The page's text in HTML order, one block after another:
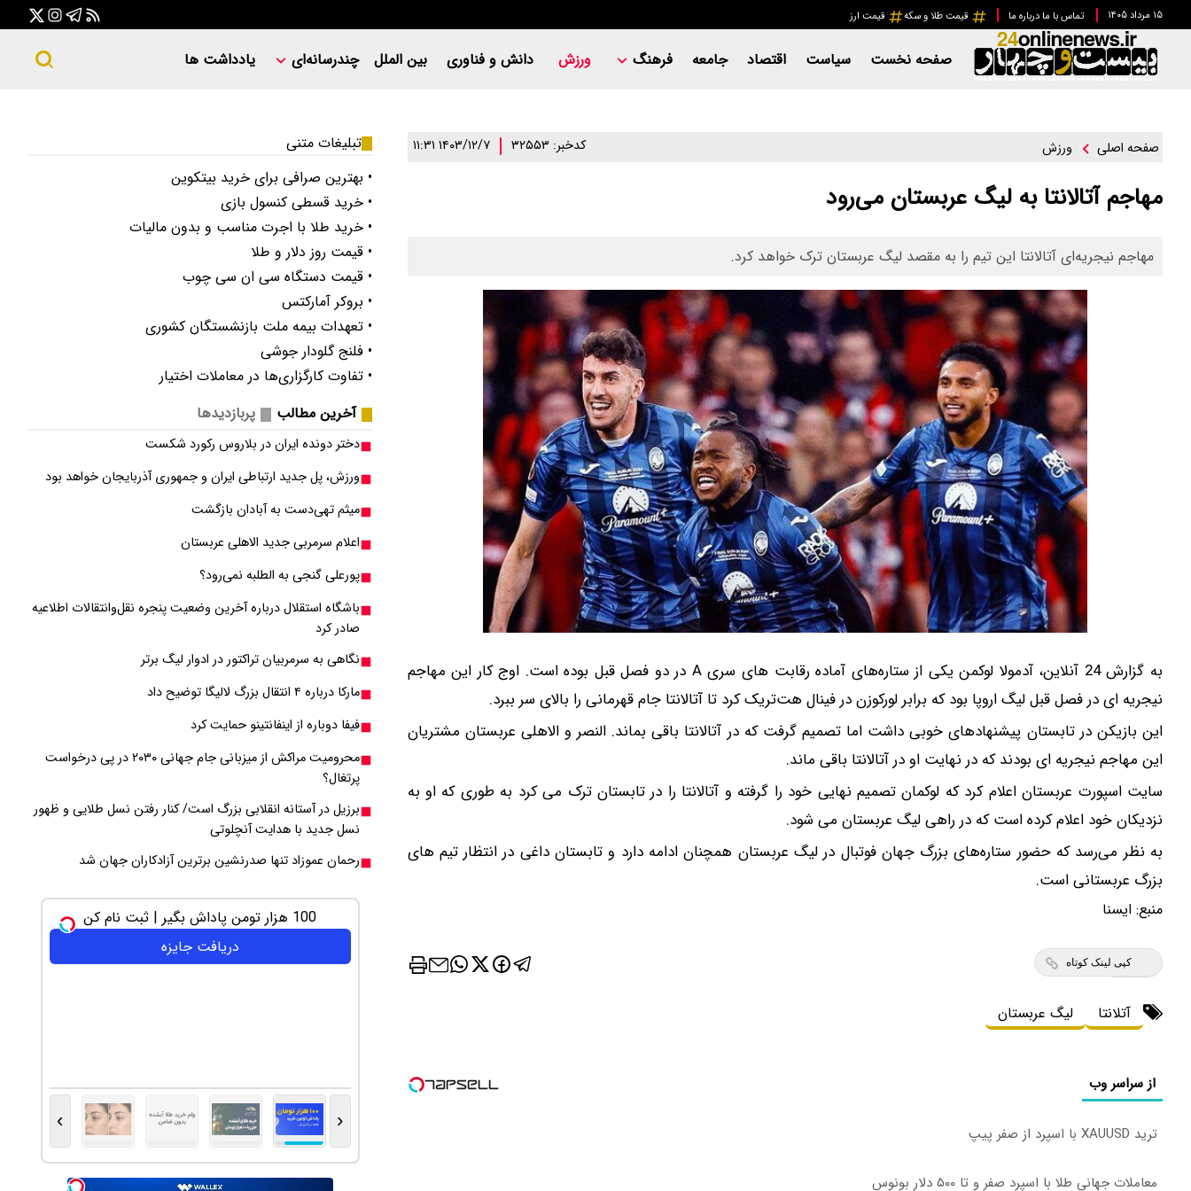
۱۵ مرداد ۱۴۰۵ تماس با ما درباره ما قیمت طلا و سکه قیمت ارز
صفحه نخست سیاست اقتصاد جامعه فرهنگ ورزش دانش و فناوری بین الملل چندرسانه‌ای یادداشت ها
صفحه اصلی ورزش کدخبر: ۳۲۵۵۳ ۱۴۰۳/۱۲/۷ ۱۱:۳۱
مهاجم آتالانتا به لیگ عربستان می‌رود
مهاجم نیجریه‌ای آتالانتا این تیم را به مقصد لیگ عربستان ترک خواهد کرد.
به گزارش 24 آنلاین، آدمولا لوکمن یکی از ستاره‌های آماده رقابت های سری A در دو فصل قبل بوده است. اوج کار این مهاجم
نیجریه ای در فصل قبل لیگ اروپا بود که برابر لورکوزن در فینال هت‌تریک کرد تا آتالانتا جام قهرمانی را بالای سر ببرد.
این بازیکن در تابستان پیشنهادهای خوبی داشت اما تصمیم گرفت که در آتالانتا باقی بماند. النصر و الاهلی عربستان مشتریان
این مهاجم نیجریه ای بودند که در نهایت او در آتالانتا باقی ماند.
سایت اسپورت عربستان اعلام کرد که لوکمان تصمیم نهایی خود را گرفته و آتالانتا را در تابستان ترک می کرد به طوری که او به
نزدیکان خود اعلام کرده است که در راهی لیگ عربستان می شود.
به نظر می‌رسد که حضور ستاره‌های بزرگ جهان فوتبال در لیگ عربستان همچنان ادامه دارد و تابستان داغی در انتظار تیم های
بزرگ عربستانی است.
منبع: ايسنا
کپی لینک کوتاه
آتلانتا لیگ عربستان
از سراسر وب
ترید XAUUSD با اسپرد از صفر پیپ
معاملات جهانی طلا با اسپرد صفر و تا ۵۰۰ دلار بونوس
تبلیغات متنی
• بهترین صرافی برای خرید بیتکوین
• خرید قسطی کنسول بازی
• خرید طلا با اجرت مناسب و بدون مالیات
• قیمت روز دلار و طلا
• قیمت دستگاه سی ان سی چوب
• بروکر آمارکتس
• تعهدات بیمه ملت بازنشستگان کشوری
• فلنج گلودار جوشی
• تفاوت کارگزاری‌ها در معاملات اختیار
آخرین مطالب
پربازدیدها
دختر دونده ایران در بلاروس رکورد شکست
ورزش، پل جدید ارتباطی ایران و جمهوری آذربایجان خواهد بود
میثم تهی‌دست به آبادان بازگشت
اعلام سرمربی جدید الاهلی عربستان
پورعلی گنجی به الطلبه نمی‌رود؟
باشگاه استقلال درباره آخرین وضعیت پنجره نقل‌وانتقالات اطلاعیه
صادر کرد
نگاهی به سرمربیان تراکتور در ادوار لیگ برتر
مارکا درباره ۴ انتقال بزرگ لالیگا توضیح داد
فیفا دوباره از اینفانتینو حمایت کرد
محرومیت مراکش از میزبانی جام جهانی ۲۰۳۰ در پی درخواست
پرتغال؟
برزیل در آستانه انقلابی بزرگ است/ کنار رفتن نسل طلایی و ظهور
نسل جدید با هدایت آنچلوتی
رحمان عموزاد تنها صدرنشین برترین آزادکاران جهان شد
100 هزار تومن پاداش بگیر | ثبت نام کن
دریافت جایزه
‹
›